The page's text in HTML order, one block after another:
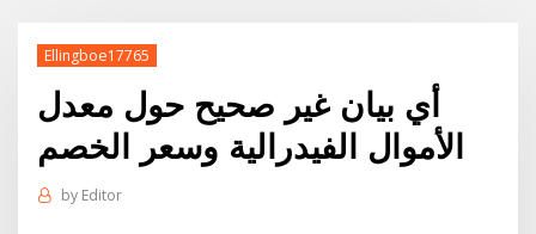
Ellingboe17765
أي بيان غير صحيح حول معدل
الأموال الفيدرالية وسعر الخصم
by Editor